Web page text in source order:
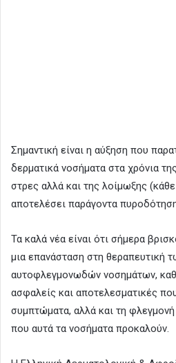
Σημαντική είναι η αύξηση που
δερματικά νοσήματα στα χρόνια
στρες αλλά και της λοίμωξης
αποτελέσει παράγοντα
Τα καλά νέα είναι ότι σήμερα
μια επανάσταση στη θεραπευτική
αυτοφλεγμονωδών νοσημάτων,
ασφαλείς και αποτελεσματικές
συμπτώματα, αλλά και τη
που αυτά τα νοσήματα προκαλούν.